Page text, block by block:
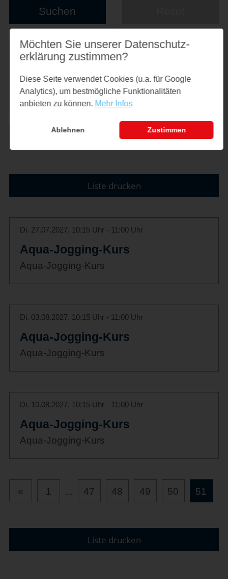
Suchkriterien:
Merkzettel:0 Suchtreffer: 1203
48 49 50 51
Liste drucken
Di. 27.07.2027, 10:15 Uhr - 11:00 Uhr
Aqua-Jogging-Kurs
Aqua-Jogging-Kurs
Di. 03.08.2027, 10:15 Uhr - 11:00 Uhr
Aqua-Jogging-Kurs
Aqua-Jogging-Kurs
Di. 10.08.2027, 10:15 Uhr - 11:00 Uhr
Aqua-Jogging-Kurs
Aqua-Jogging-Kurs
« 1 ... 47 48 49 50 51
Liste drucken
Möchten Sie unserer Datenschutz­
erklärung zustimmen?
Diese Seite verwendet Cookies (u.a. für Google
Analytics), um bestmögliche Funktionalitäten
anbieten zu können. Mehr Infos
Ablehnen Zustimmen